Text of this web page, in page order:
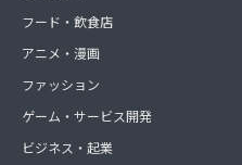
フード・飲食店
アニメ・漫画
ファッション
ゲーム・サービス開発
ビジネス・起業